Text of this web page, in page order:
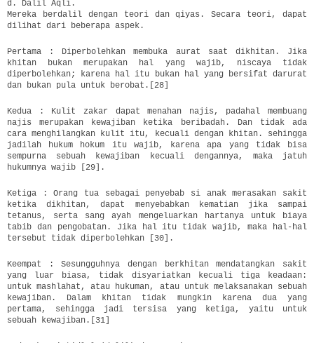
d. Dalil Aqli.
Mereka berdalil dengan teori dan qiyas. Secara teori, dapat
dilihat dari beberapa aspek.
Pertama : Diperbolehkan membuka aurat saat dikhitan. Jika
khitan bukan merupakan hal yang wajib, niscaya tidak
diperbolehkan; karena hal itu bukan hal yang bersifat darurat
dan bukan pula untuk berobat.[28]
Kedua : Kulit zakar dapat menahan najis, padahal membuang
najis merupakan kewajiban ketika beribadah. Dan tidak ada
cara menghilangkan kulit itu, kecuali dengan khitan. sehingga
jadilah hukum hokum itu wajib, karena apa yang tidak bisa
sempurna sebuah kewajiban kecuali dengannya, maka jatuh
hukumnya wajib [29].
Ketiga : Orang tua sebagai penyebab si anak merasakan sakit
ketika dikhitan, dapat menyebabkan kematian jika sampai
tetanus, serta sang ayah mengeluarkan hartanya untuk biaya
tabib dan pengobatan. Jika hal itu tidak wajib, maka hal-hal
tersebut tidak diperbolehkan [30].
Keempat : Sesungguhnya dengan berkhitan mendatangkan sakit
yang luar biasa, tidak disyariatkan kecuali tiga keadaan:
untuk mashlahat, atau hukuman, atau untuk melaksanakan sebuah
kewajiban. Dalam khitan tidak mungkin karena dua yang
pertama, sehingga jadi tersisa yang ketiga, yaitu untuk
sebuah kewajiban.[31]